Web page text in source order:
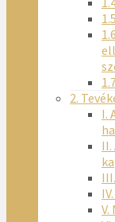
2.
I.
II.